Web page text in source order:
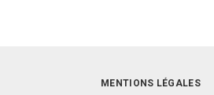
MENTIONS LÉGALES